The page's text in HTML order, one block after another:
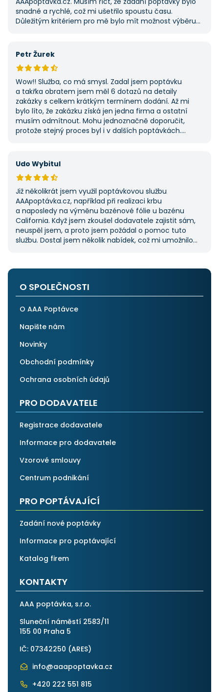
snadné a rychlé, což mi ušetřilo spoustu času.
Důležitým kritériem pro mě bylo mít možnost výběru
první, ale se službou jsem byl spokojený, protože mi
a příště jejich službu využiji znovu.
Petr Žurek
Wow!! Služba, co má smysl. Zadal jsem poptávku
a takřka obratem jsem měl 6 dotazů na detaily
zakázky s celkem krátkým termínem dodání. Až mi
bylo líto, že zakázku získá jen jedna firma a ostatní
musím odmítnout. Mohu jednoznačně doporučit,
protože stejný proces byl i v dalších poptávkách.
Udo Wybitul
Již několikrát jsem využil poptávkovou službu
AAApoptávka.cz, například při realizaci krbu
a naposledy na výměnu bazénové fólie u bazénu
California. Když jsem zkoušel dodavatele zajistit sám,
neuspěl jsem, a proto jsem požádal o pomoc tuto
službu. Dostal jsem několik nabídek, což mi umožnilo
i ostatním.
O SPOLEČNOSTI
O AAA Poptávce
Napište nám
Novinky
Obchodní podmínky
Ochrana osobních údajů
PRO DODAVATELE
Registrace dodavatele
Informace pro dodavatele
Vzorové smlouvy
Centrum podnikání
PRO POPTÁVAJÍCÍ
Zadání nové poptávky
Informace pro poptávající
Katalog firem
KONTAKTY
AAA poptávka, s.r.o.
Sluneční náměstí 2583/11
155 00 Praha 5
IČ: 07342250 (ARES)
info@aaapoptavka.cz
+420 222 551 815